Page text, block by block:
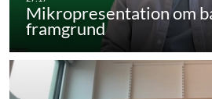
Mikropresentation om
framgrund